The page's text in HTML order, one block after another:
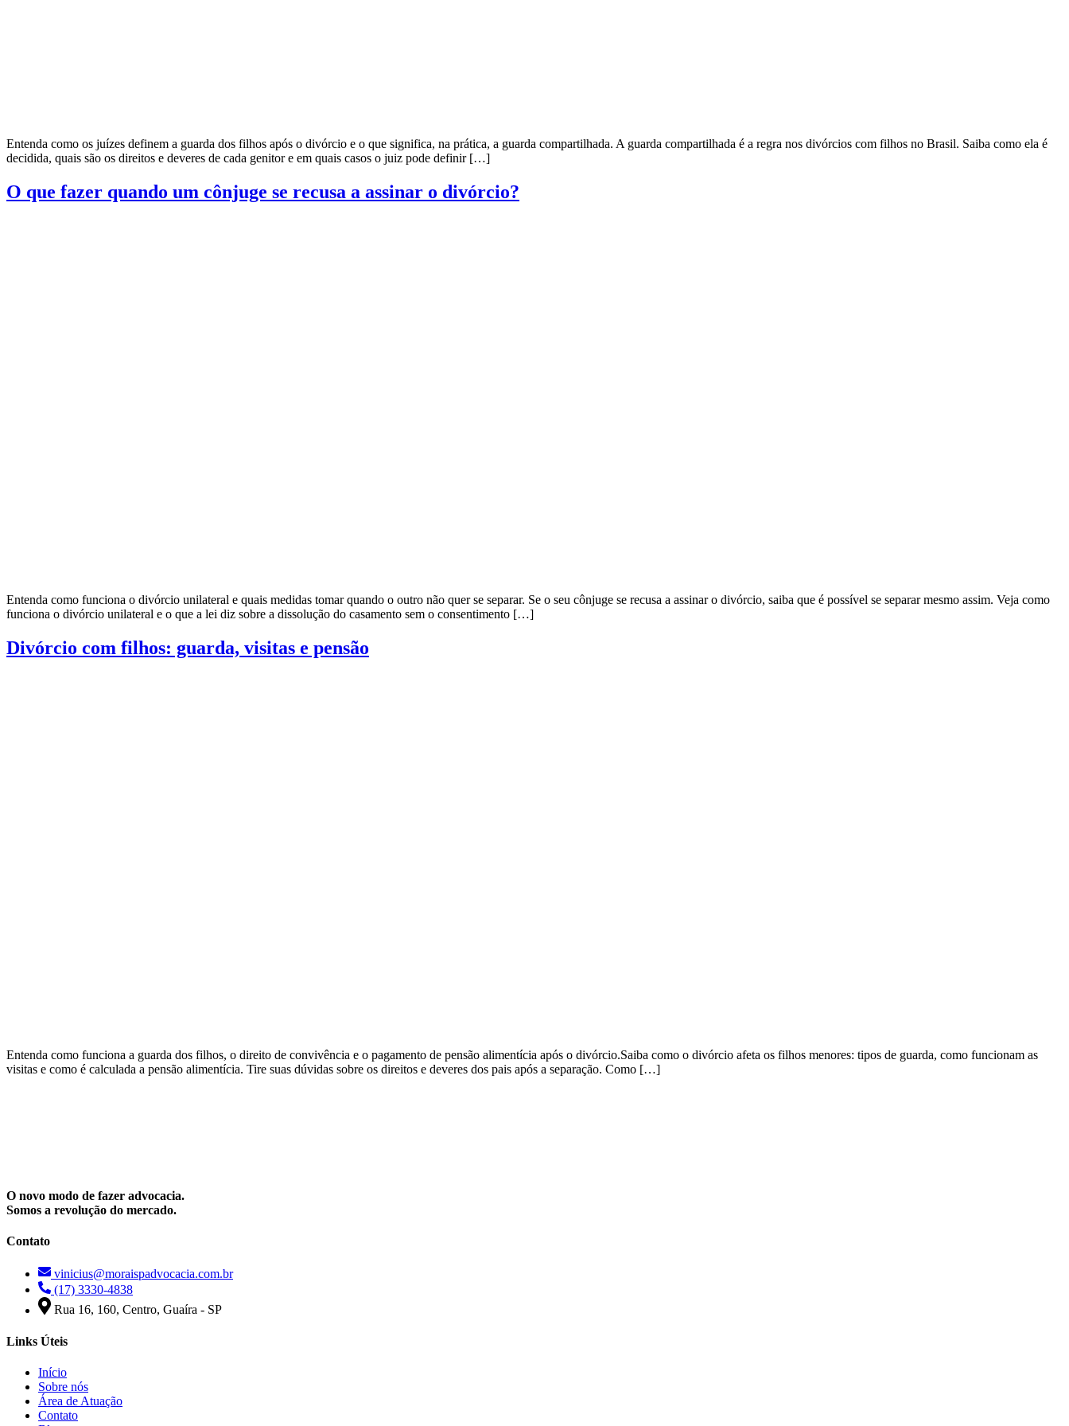
Entenda como os juízes definem a guarda dos filhos após o divórcio e o que significa, na prática, a guarda compartilhada. A guarda compartilhada é a regra nos divórcios com filhos no Brasil. Saiba como ela é
decidida, quais são os direitos e deveres de cada genitor e em quais casos o juiz pode definir […]
O que fazer quando um cônjuge se recusa a assinar o divórcio?
Entenda como funciona o divórcio unilateral e quais medidas tomar quando o outro não quer se separar. Se o seu cônjuge se recusa a assinar o divórcio, saiba que é possível se separar mesmo assim. Veja como
funciona o divórcio unilateral e o que a lei diz sobre a dissolução do casamento sem o consentimento […]
Divórcio com filhos: guarda, visitas e pensão
Entenda como funciona a guarda dos filhos, o direito de convivência e o pagamento de pensão alimentícia após o divórcio.Saiba como o divórcio afeta os filhos menores: tipos de guarda, como funcionam as
visitas e como é calculada a pensão alimentícia. Tire suas dúvidas sobre os direitos e deveres dos pais após a separação. Como […]
O novo modo de fazer advocacia.
Somos a revolução do mercado.
Contato
vinicius@moraispadvocacia.com.br
(17) 3330-4838
Rua 16, 160, Centro, Guaíra - SP
Links Úteis
Início
Sobre nós
Área de Atuação
Contato